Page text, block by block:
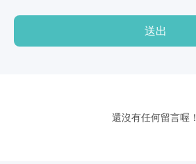
送出
還沒有任何留言喔！